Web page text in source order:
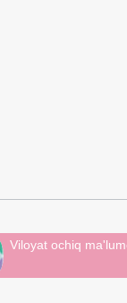
Viloyat ochiq